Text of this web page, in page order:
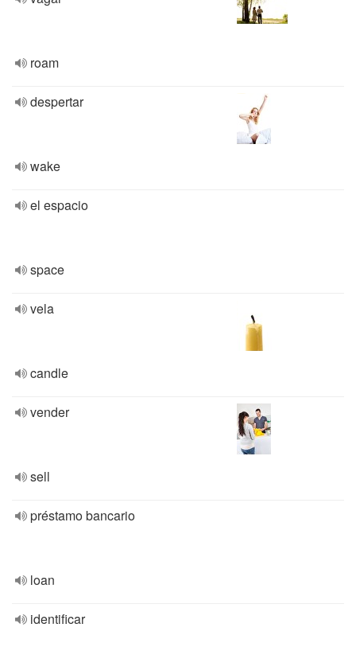
roam
despertar
wake
el espacio
space
vela
candle
vender
sell
préstamo bancario
loan
identificar